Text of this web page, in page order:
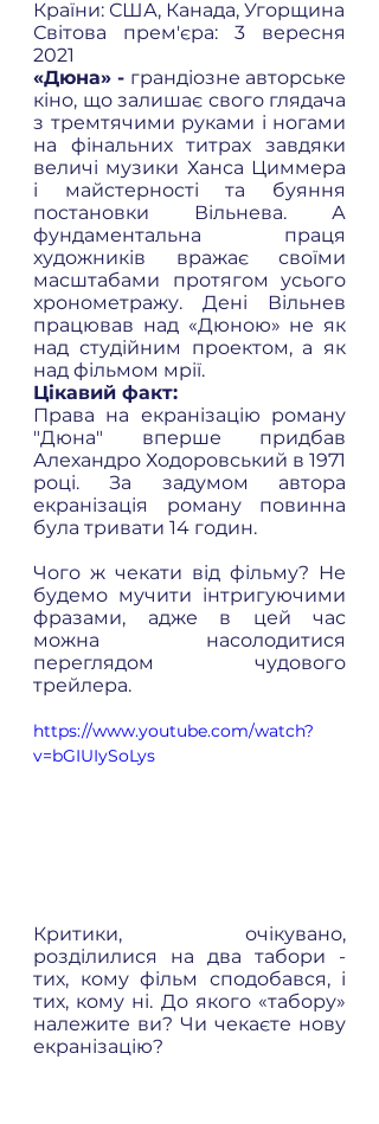
Світова прем'єра: 3 вересня
2021
«Дюна» - грандіозне авторське
кіно, що залишає свого глядача
з тремтячими руками і ногами
на фінальних титрах завдяки
величі музики Ханса Циммера
і майстерності та буяння
постановки Вільнева. А
фундаментальна праця
художників вражає своїми
масштабами протягом усього
хронометражу. Дені Вільнев
працював над «Дюною» не як
над студійним проектом, а як
над фільмом мрії.
Цікавий факт:
Права на екранізацію роману
"Дюна" вперше придбав
Алехандро Ходоровський в 1971
році. За задумом автора
екранізація роману повинна
була тривати 14 годин.
Чого ж чекати від фільму? Не
будемо мучити інтригуючими
фразами, адже в цей час
можна насолодитися
переглядом чудового
трейлера.
https://www.youtube.com/watch?
v=bGIUIySoLys
Критики, очікувано,
розділилися на два табори -
тих, кому фільм сподобався, і
тих, кому ні. До якого «табору»
належите ви? Чи чекаєте нову
екранізацію?